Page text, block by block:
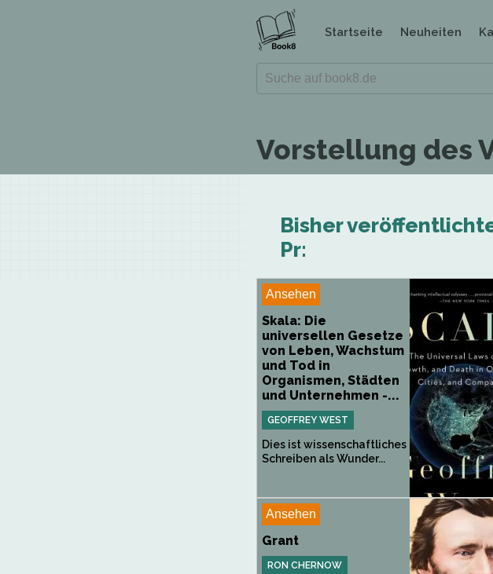
Startseite Neuheiten
Vorstellung des
Bisher
Pr:
Ansehen
Skala: Die
universellen Gesetze
von Leben, Wachstum
und Tod in
Organismen, Städten
und Unternehmen -...
GEOFFREY WEST
Dies ist wissenschaftliches
Schreiben als Wunder...
Ansehen
Grant
RON CHERNOW